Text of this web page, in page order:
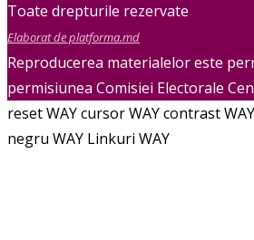
Toate drepturile rezervate
Elaborat de platforma.md
Reproducerea materialelor este
permisiunea Comisiei Electorale
reset WAYcursor WAYcontrast WAY
negru WAY Linkuri WAY